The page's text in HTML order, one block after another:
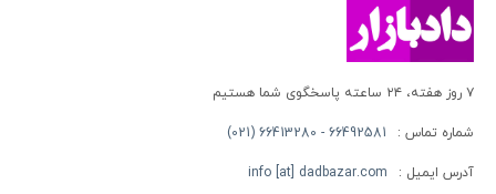
۷ روز هفته، ۲۴ ساعته پاسخگوی شما هستیم
شماره تماس : 66492581 - 66413280 (021)
آدرس ایمیل : info [at] dadbazar.com